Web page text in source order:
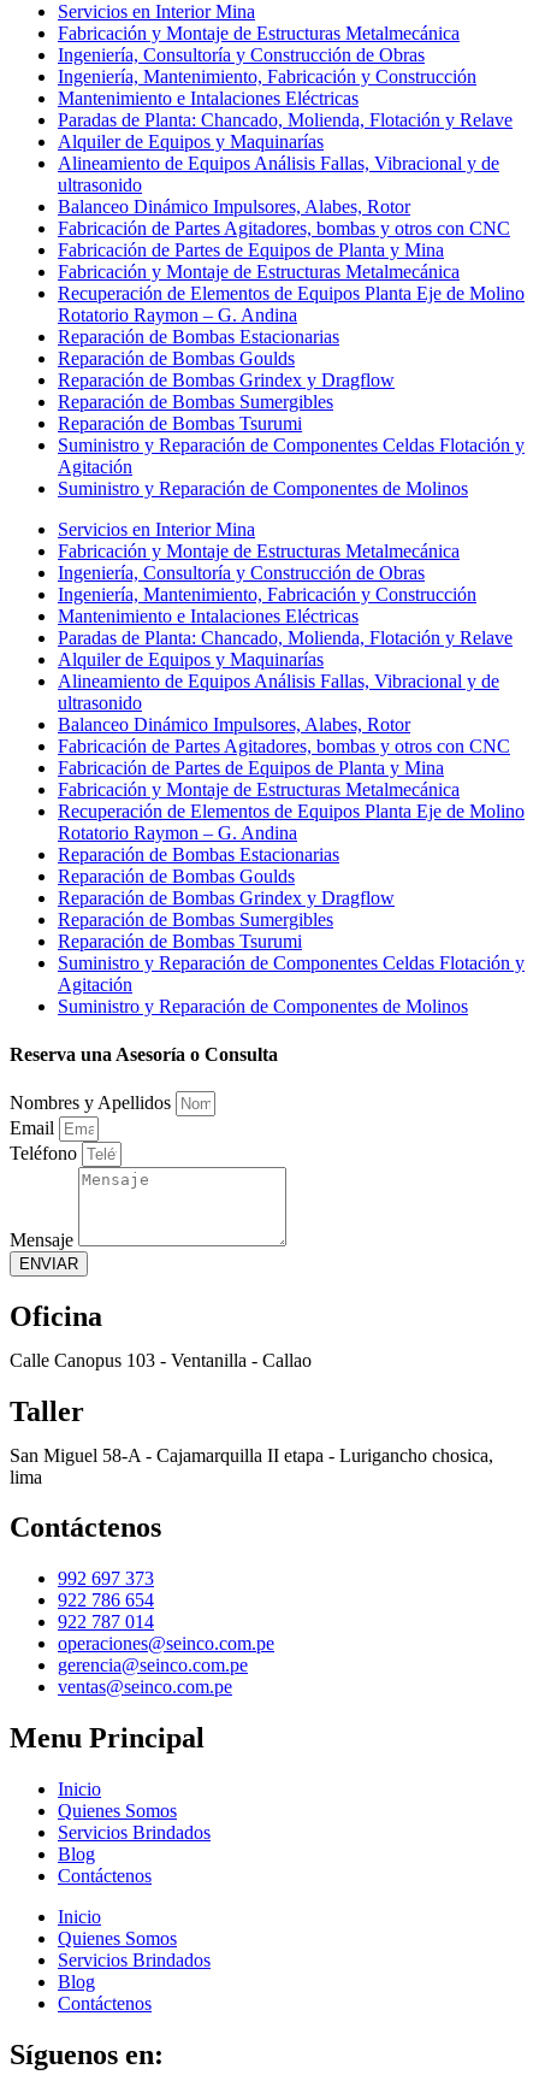
Servicios en Interior Mina
Fabricación y Montaje de Estructuras Metalmecánica
Ingeniería, Consultoría y Construcción de Obras
Ingeniería, Mantenimiento, Fabricación y Construcción
Mantenimiento e Intalaciones Eléctricas
Paradas de Planta: Chancado, Molienda, Flotación y Relave
Alquiler de Equipos y Maquinarías
Alineamiento de Equipos Análisis Fallas, Vibracional y de
ultrasonido
Balanceo Dinámico Impulsores, Alabes, Rotor
Fabricación de Partes Agitadores, bombas y otros con CNC
Fabricación de Partes de Equipos de Planta y Mina
Fabricación y Montaje de Estructuras Metalmecánica
Recuperación de Elementos de Equipos Planta Eje de Molino
Rotatorio Raymon – G. Andina
Reparación de Bombas Estacionarias
Reparación de Bombas Goulds
Reparación de Bombas Grindex y Dragflow
Reparación de Bombas Sumergibles
Reparación de Bombas Tsurumi
Suministro y Reparación de Componentes Celdas Flotación y
Agitación
Suministro y Reparación de Componentes de Molinos
Servicios en Interior Mina
Fabricación y Montaje de Estructuras Metalmecánica
Ingeniería, Consultoría y Construcción de Obras
Ingeniería, Mantenimiento, Fabricación y Construcción
Mantenimiento e Intalaciones Eléctricas
Paradas de Planta: Chancado, Molienda, Flotación y Relave
Alquiler de Equipos y Maquinarías
Alineamiento de Equipos Análisis Fallas, Vibracional y de
ultrasonido
Balanceo Dinámico Impulsores, Alabes, Rotor
Fabricación de Partes Agitadores, bombas y otros con CNC
Fabricación de Partes de Equipos de Planta y Mina
Fabricación y Montaje de Estructuras Metalmecánica
Recuperación de Elementos de Equipos Planta Eje de Molino
Rotatorio Raymon – G. Andina
Reparación de Bombas Estacionarias
Reparación de Bombas Goulds
Reparación de Bombas Grindex y Dragflow
Reparación de Bombas Sumergibles
Reparación de Bombas Tsurumi
Suministro y Reparación de Componentes Celdas Flotación y
Agitación
Suministro y Reparación de Componentes de Molinos
Reserva una Asesoría o Consulta
Nombres y Apellidos
Email
Teléfono
Mensaje
ENVIAR
Oficina
Calle Canopus 103 - Ventanilla - Callao
Taller
San Miguel 58-A - Cajamarquilla II etapa - Lurigancho chosica,
lima
Contáctenos
992 697 373
922 786 654
922 787 014
operaciones@seinco.com.pe
gerencia@seinco.com.pe
ventas@seinco.com.pe
Menu Principal
Inicio
Quienes Somos
Servicios Brindados
Blog
Contáctenos
Inicio
Quienes Somos
Servicios Brindados
Blog
Contáctenos
Síguenos en: